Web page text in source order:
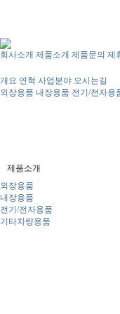
회사소개 제품소개 제품문의 제
개요 연혁 사업분야 오시는길
외장용품 내장용품 전기/전자용
제품소개
외장용품
내장용품
전기/전자용품
기타차량용품